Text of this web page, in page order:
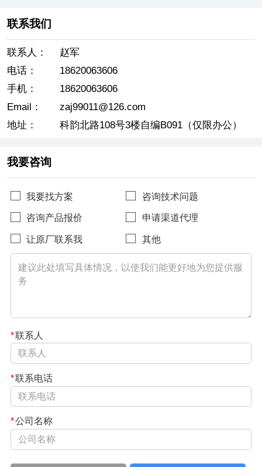
联系我们
联系人：
赵军
电话：
18620063606
手机：
18620063606
Email：
zaj99011@126.com
地址：
科韵北路108号3楼自编B091（仅限办公）
我要咨询
我要找方案 咨询技术问题
咨询产品报价 申请渠道代理
让原厂联系我 其他
*联系人
*联系电话
*公司名称